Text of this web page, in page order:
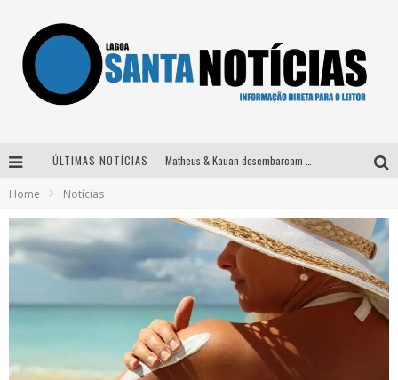
ÚLTIMAS NOTÍCIAS
Selo Moda Music confirma Bel Costa no palco Talentos da Terra do Pedro Leopoldo Rodeio Show
Após sair da KondZilla, DJ Danny Albuquerque inicia nova fase
Home Notícias